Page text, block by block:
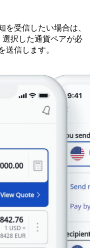
受信したい場合は、
択した通貨ペアが必
信します。